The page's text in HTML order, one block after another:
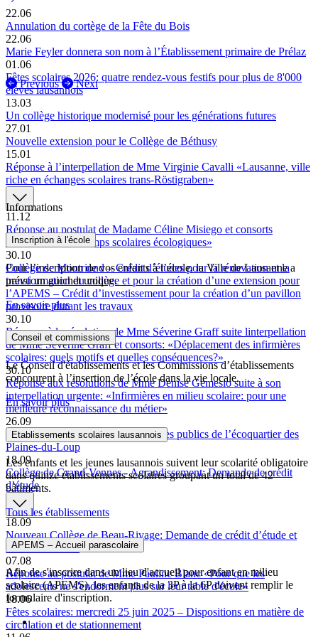
Previous Next
22.06
Annulation du cortège de la Fête du Bois
22.06
Marie Feyler donnera son nom à l’Établissement primaire de Prélaz
01.06
Fêtes scolaires 2026: quatre rendez-vous festifs pour plus de 8'000
élèves lausannois
13.03
Un collège historique modernisé pour les générations futures
27.01
Nouvelle extension pour le Collège de Béthusy
15.01
Réponse à l’interpellation de Mme Virginie Cavalli «Lausanne, ville
riche en échanges scolaires trans-Röstigraben»
11.12
Réponse au postulat de Madame Céline Misiego et consorts
«Favorisons des camps scolaires écologiques»
30.10
Collège de Montriond – Crédit d’études pour la rénovation et la
transformation du collège et pour la création d’une extension pour
l’APEMS – Crédit d’investissement pour la création d’un pavillon
provisoire durant les travaux
30.10
Réponse à la résolution de Mme Séverine Graff suite linterpellation
de Mme Séverine Graff et consorts: «Déplacement des infirmières
scolaires: quels motifs et quelles conséquences?»
30.10
Réponse aux résolutions de Mme Denise Gemesio suite à son
interpellation urgente: «Infirmières en milieu scolaire: pour une
meilleure reconnaissance du métier»
26.09
Inauguration de l’école et des espaces publics de l’écoquartier des
Plaines-du-Loup
18.09
Collège de Grand-Vennes - Agrandissement: Demande de crédit
d’étude
18.09
Nouveau Collège de Beau-Rivage: Demande de crédit d’étude et
d’investissement
07.08
Réponse au postulat de Mme Pauline Blanc «Pour que les
adolescents ne s'endorment plus sur leur table d'école»
18.06
Fêtes scolaires: mercredi 25 juin 2025 – Dispositions en matière de
circulation et de stationnement
Informations
Inscription à l'école
Pour l’inscription de vos enfants à l’école, la Ville de Lausanne a
prévu un guichet unique.
En savoir plus
Conseil et commissions
Le Conseil d'établissements et les Commissions d’établissements
concourent à l’insertion de l’école dans la vie locale.
En savoir plus
Etablissements scolaires lausannois
Les enfants et les jeunes lausannois suivent leur scolarité obligatoire
dans quinze établissements scolaires groupant un total de 42
bâtiments.
Tous les établissements
APEMS – Accueil parascolaire
Afin de s'inscrire dans un lieu d'accueil pour enfant en milieu
scolaire (APEMS), les enfants de la 3P à la 6P doivent remplir le
formulaire d'inscription.